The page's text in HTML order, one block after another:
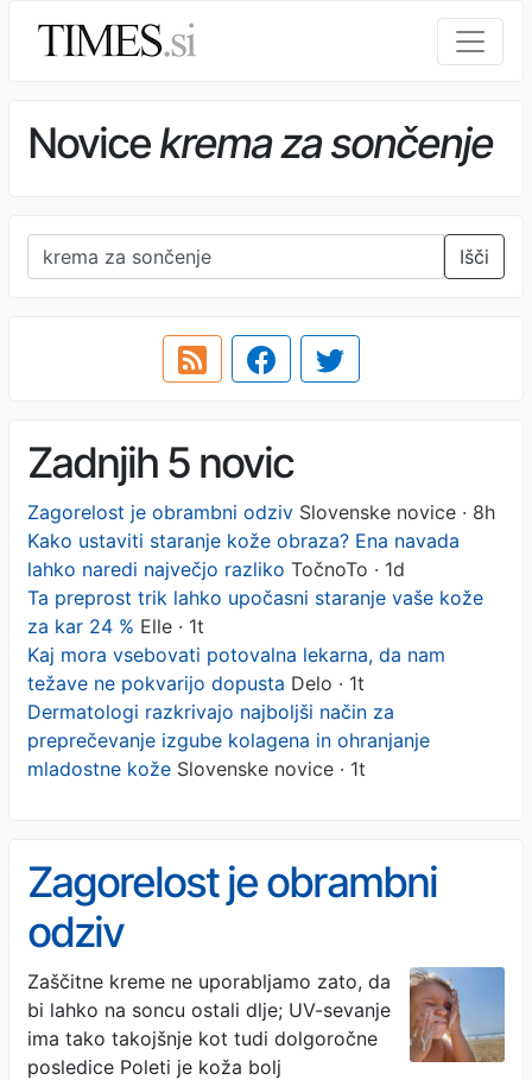
Novicekrema za sončenje
Išči
Zadnjih 5 novic
Zagorelost je obrambni odziv Slovenske novice · 8h
Kako ustaviti staranje kože obraza? Ena navada
lahko naredi največjo razliko TočnoTo · 1d
Ta preprost trik lahko upočasni staranje vaše kože
za kar 24 % Elle · 1t
Kaj mora vsebovati potovalna lekarna, da nam
težave ne pokvarijo dopusta Delo · 1t
Dermatologi razkrivajo najboljši način za
preprečevanje izgube kolagena in ohranjanje
mladostne kože Slovenske novice · 1t
Zagorelost je obrambni
odziv
Zaščitne kreme ne uporabljamo zato, da
bi lahko na soncu ostali dlje; UV-sevanje
ima tako takojšnje kot tudi dolgoročne
posledice Poleti je koža bolj